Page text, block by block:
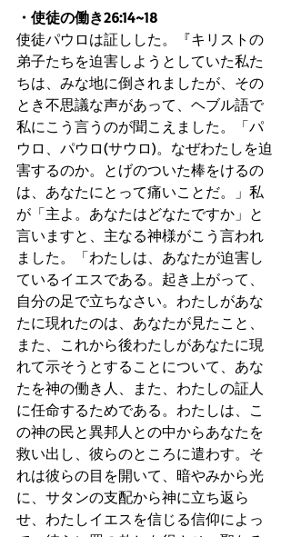
・使徒の働き26:14~18
使徒パウロは証しした。『キリストの
弟子たちを迫害しようとしていた私た
ちは、みな地に倒されましたが、その
とき不思議な声があって、ヘブル語で
私にこう言うのが聞こえました。「パ
ウロ、パウロ(サウロ)。なぜわたしを迫
害するのか。とげのついた棒をけるの
は、あなたにとって痛いことだ。」私
が「主よ。あなたはどなたですか」と
言いますと、主なる神様がこう言われ
ました。「わたしは、あなたが迫害し
ているイエスである。起き上がって、
自分の足で立ちなさい。わたしがあな
たに現れたのは、あなたが見たこと、
また、これから後わたしがあなたに現
れて示そうとすることについて、あな
たを神の働き人、また、わたしの証人
に任命するためである。わたしは、こ
の神の民と異邦人との中からあなたを
救い出し、彼らのところに遣わす。そ
れは彼らの目を開いて、暗やみから光
に、サタンの支配から神に立ち返ら
せ、わたしイエスを信じる信仰によっ